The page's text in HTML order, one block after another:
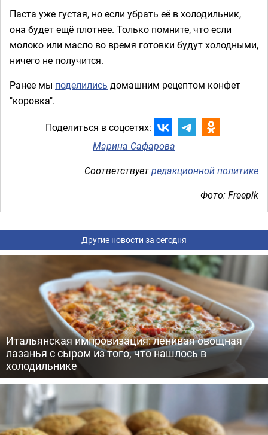
Паста уже густая, но если убрать её в холодильник,
она будет ещё плотнее. Только помните, что если
молоко или масло во время готовки будут холодными,
ничего не получится.
Ранее мы поделились домашним рецептом конфет
"коровка".
Поделиться в соцсетях:
Марина Сафарова
Соответствуетредакционной политике
Фото: Freepik
Другие новости за сегодня
Итальянская импровизация: ленивая овощная
лазанья с сыром из того, что нашлось в
холодильнике